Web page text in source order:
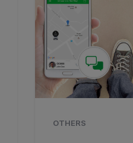
OTHERS